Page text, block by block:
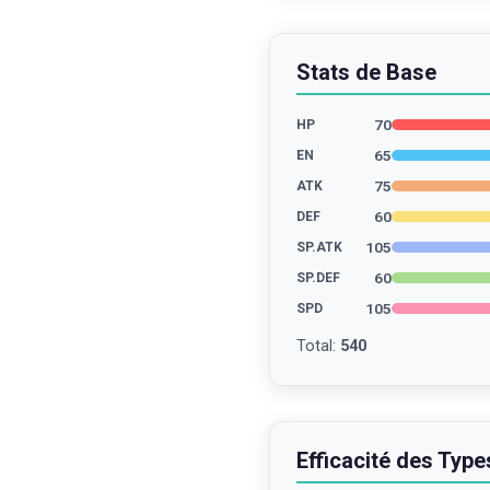
Stats de Base
HP 70
EN 65
ATK 75
DEF 60
SP.ATK 105
SP.DEF 60
SPD 105
Total : 540
Efficacité des